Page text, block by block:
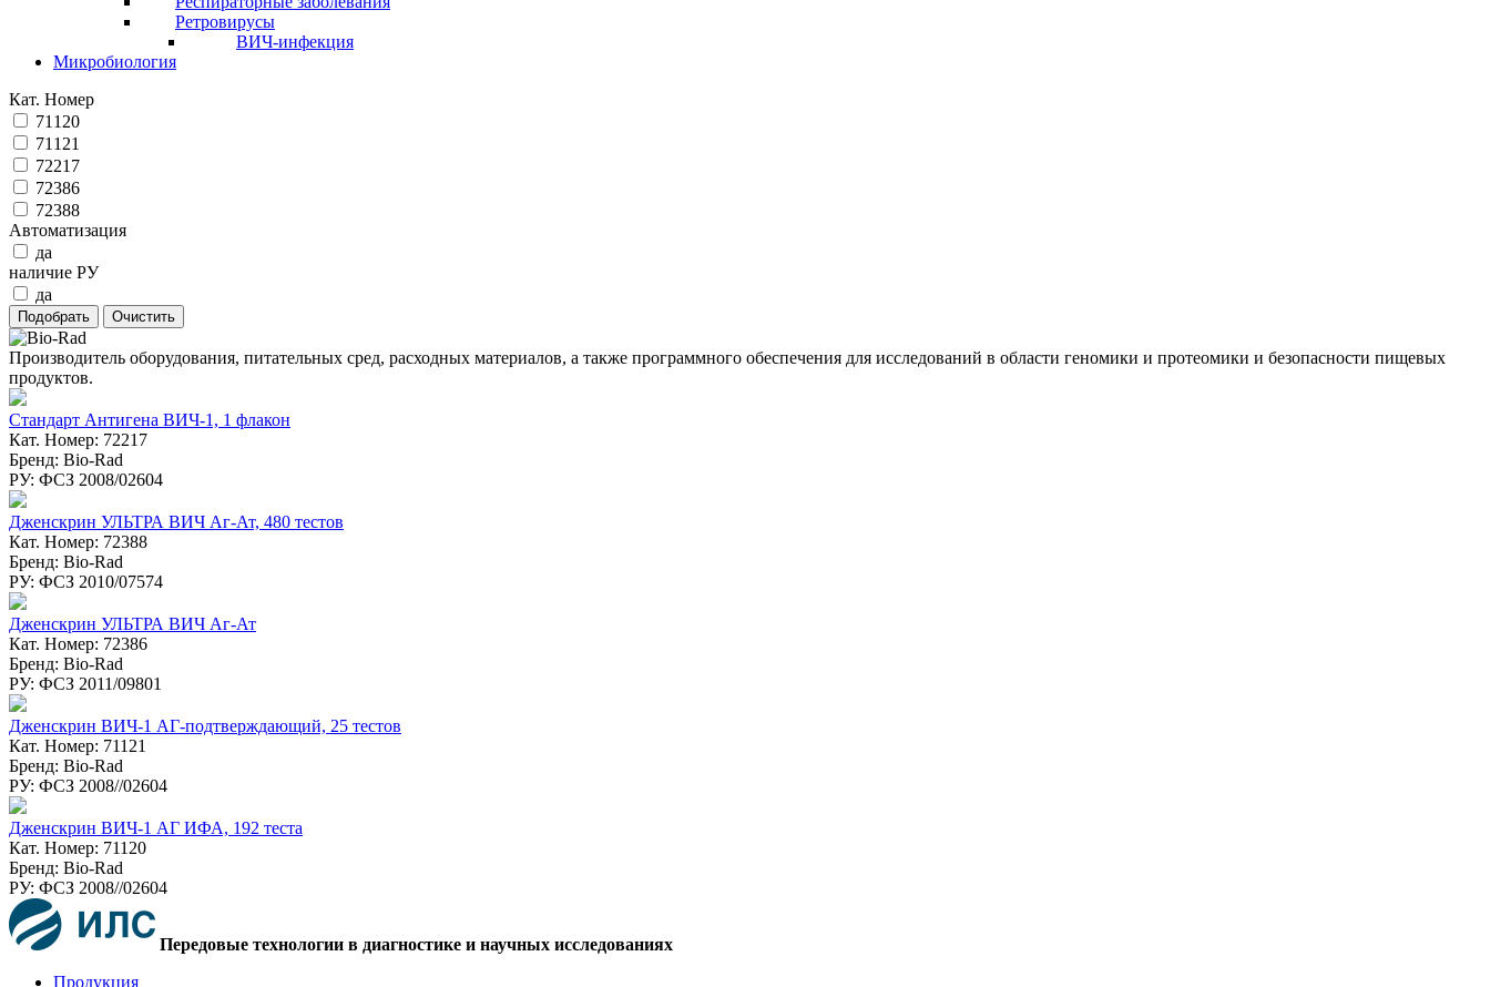
Ретровирусы
ВИЧ-инфекция
Микробиология
Кат. Номер
71120
71121
72217
72386
72388
Автоматизация
да
наличие РУ
да
Производитель оборудования, питательных сред, расходных материалов, а также программного обеспечения для исследований в области геномики и протеомики и безопасности пищевых
продуктов.
Стандарт Антигена ВИЧ-1, 1 флакон
Кат. Номер: 72217
Бренд: Bio-Rad
РУ: ФСЗ 2008/02604
Дженскрин УЛЬТРА ВИЧ Аг-Ат, 480 тестов
Кат. Номер: 72388
Бренд: Bio-Rad
РУ: ФСЗ 2010/07574
Дженскрин УЛЬТРА ВИЧ Аг-Ат
Кат. Номер: 72386
Бренд: Bio-Rad
РУ: ФСЗ 2011/09801
Дженскрин ВИЧ-1 АГ-подтверждающий, 25 тестов
Кат. Номер: 71121
Бренд: Bio-Rad
РУ: ФСЗ 2008//02604
Дженcкрин ВИЧ-1 АГ ИФА, 192 теста
Кат. Номер: 71120
Бренд: Bio-Rad
РУ: ФСЗ 2008//02604
Передовые технологии в диагностике и научных исследованиях
Продукция